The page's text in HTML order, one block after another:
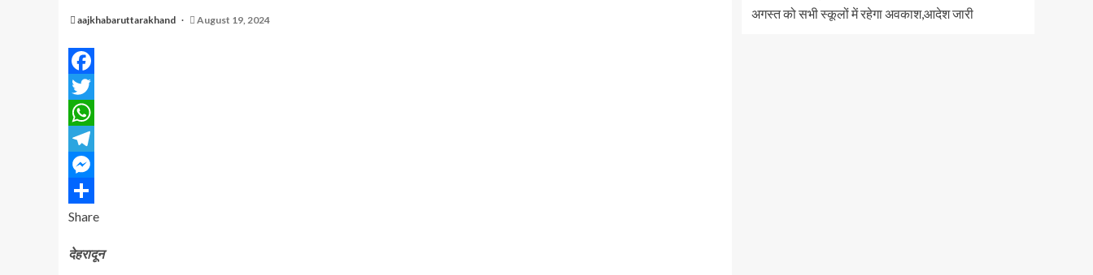
aajkhabaruttarakhand August 19, 2024
Facebook
Twitter
WhatsApp
Telegram
Messenger
Share
देहरादून
अगस्त को सभी स्कूलों में रहेगा अवकाश,आदेश जारी